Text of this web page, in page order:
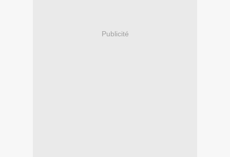
Publicité